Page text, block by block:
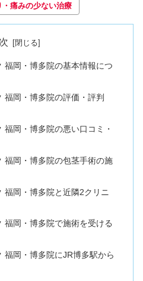
・痛みの少ない治療
福岡・博多院の基本情報につ
福岡・博多院の評価・評判
福岡・博多院の悪い口コミ・
福岡・博多院の包茎手術の施
福岡・博多院と近隣2クリニ
福岡・博多院で施術を受ける
福岡・博多院にJR博多駅から